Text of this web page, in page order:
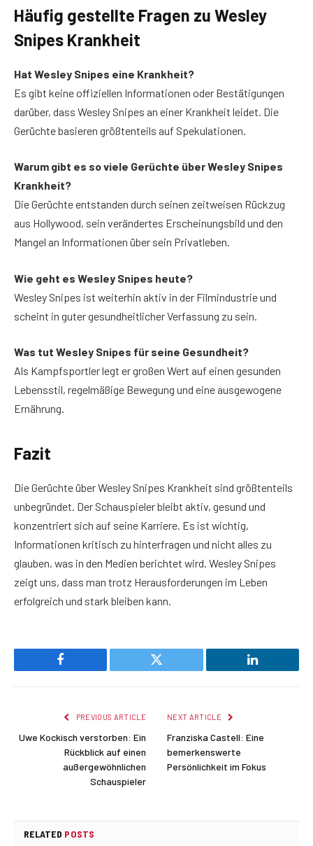
Häufig gestellte Fragen zu Wesley
Snipes Krankheit
Hat Wesley Snipes eine Krankheit?
Es gibt keine offiziellen Informationen oder Bestätigungen
darüber, dass Wesley Snipes an einer Krankheit leidet. Die
Gerüchte basieren größtenteils auf Spekulationen.
Warum gibt es so viele Gerüchte über Wesley Snipes
Krankheit?
Die Gerüchte entstanden durch seinen zeitweisen Rückzug
aus Hollywood, sein verändertes Erscheinungsbild und den
Mangel an Informationen über sein Privatleben.
Wie geht es Wesley Snipes heute?
Wesley Snipes ist weiterhin aktiv in der Filmindustrie und
scheint in guter gesundheitlicher Verfassung zu sein.
Was tut Wesley Snipes für seine Gesundheit?
Als Kampfsportler legt er großen Wert auf einen gesunden
Lebensstil, regelmäßige Bewegung und eine ausgewogene
Ernährung.
Fazit
Die Gerüchte über Wesley Snipes Krankheit sind größtenteils
unbegründet. Der Schauspieler bleibt aktiv, gesund und
konzentriert sich auf seine Karriere. Es ist wichtig,
Informationen kritisch zu hinterfragen und nicht alles zu
glauben, was in den Medien berichtet wird. Wesley Snipes
zeigt uns, dass man trotz Herausforderungen im Leben
erfolgreich und stark bleiben kann.
Facebook Twitter LinkedIn
PREVIOUS ARTICLE
Uwe Kockisch verstorben: Ein
Rückblick auf einen
außergewöhnlichen
Schauspieler
NEXT ARTICLE
Franziska Castell: Eine
bemerkenswerte
Persönlichkeit im Fokus
RELATED POSTS